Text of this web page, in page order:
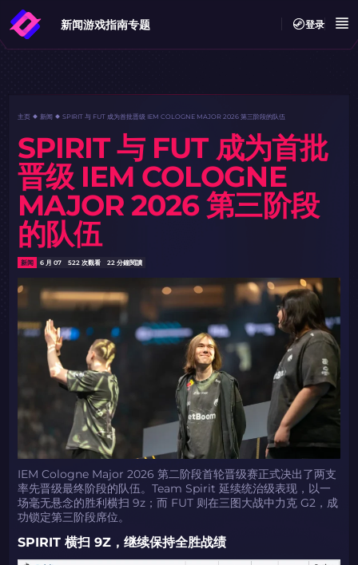
新闻游戏指南专题 登录
主页 新闻 SPIRIT 与 FUT 成为首批晋级 IEM COLOGNE MAJOR 2026 第三阶段的队伍
SPIRIT 与 FUT 成为首批
晋级 IEM COLOGNE
MAJOR 2026 第三阶段
的队伍
新闻 6 月 07 522 次觀看 22 分鐘閱讀
IEM Cologne Major 2026 第二阶段首轮晋级赛正式决出了两支
率先晋级最终阶段的队伍。Team Spirit 延续统治级表现，以一
场毫无悬念的胜利横扫 9z；而 FUT 则在三图大战中力克 G2，成
功锁定第三阶段席位。
SPIRIT 横扫 9Z，继续保持全胜战绩